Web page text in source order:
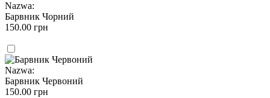
Nazwa:
Барвник Чорний
150.00 грн
Nazwa:
Барвник Червоний
150.00 грн